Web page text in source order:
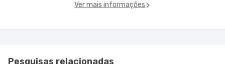
Ver mais informações
Pesquisas relacionadas